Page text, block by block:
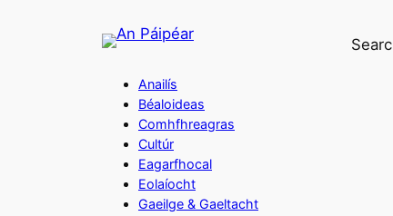
Anailís
Béaloideas
Comhfhreagras
Cultúr
Eagarfhocal
Eolaíocht
Gaeilge & Gaeltacht